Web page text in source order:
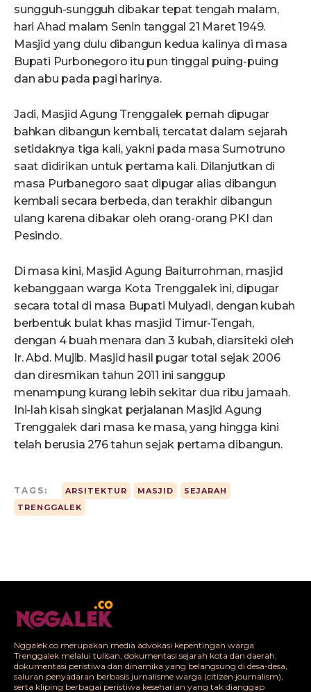
sungguh-sungguh dibakar tepat tengah malam,
hari Ahad malam Senin tanggal 21 Maret 1949.
Masjid yang dulu dibangun kedua kalinya di masa
Bupati Purbonegoro itu pun tinggal puing-puing
dan abu pada pagi harinya.
Jadi, Masjid Agung Trenggalek pernah dipugar
bahkan dibangun kembali, tercatat dalam sejarah
setidaknya tiga kali, yakni pada masa Sumotruno
saat didirikan untuk pertama kali. Dilanjutkan di
masa Purbanegoro saat dipugar alias dibangun
kembali secara berbeda, dan terakhir dibangun
ulang karena dibakar oleh orang-orang PKI dan
Pesindo.
Di masa kini, Masjid Agung Baiturrohman, masjid
kebanggaan warga Kota Trenggalek ini, dipugar
secara total di masa Bupati Mulyadi, dengan kubah
berbentuk bulat khas masjid Timur-Tengah,
dengan 4 buah menara dan 3 kubah, diarsiteki oleh
Ir. Abd. Mujib. Masjid hasil pugar total sejak 2006
dan diresmikan tahun 2011 ini sanggup
menampung kurang lebih sekitar dua ribu jamaah.
Ini-lah kisah singkat perjalanan Masjid Agung
Trenggalek dari masa ke masa, yang hingga kini
telah berusia 276 tahun sejak pertama dibangun.
TAGS: ARSITEKTUR MASJID
SEJARAH
TRENGGALEK
Nggalek.co merupakan media advokasi kepentingan warga
Trenggalek melalui tulisan, dokumentasi sejarah kota dan daerah,
dokumentasi peristiwa dan dinamika yang belangsung di desa-desa,
saluran penyadaran berbasis jurnalisme warga (citizen journalism),
serta kliping berbagai peristiwa keseharian yang tak dianggap